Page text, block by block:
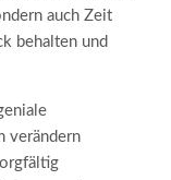
auch Zeit
behalten und
verändern